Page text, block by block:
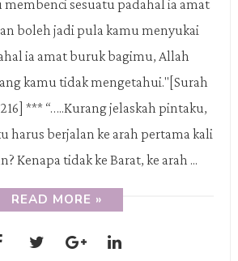
sesuatu padahal ia amat
boleh jadi pula kamu menyukai
ia amat buruk bagimu, Allah
kamu tidak mengetahui."[Surah
*** “…..Kurang jelaskah pintaku,
harus berjalan ke arah pertama kali
Kenapa tidak ke Barat, ke arah ...
READ MORE »